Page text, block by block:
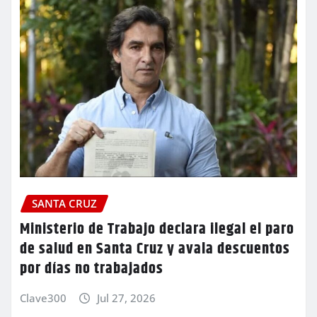
SANTA CRUZ
Ministerio de Trabajo declara ilegal el paro
de salud en Santa Cruz y avala descuentos
por días no trabajados
Clave300 Jul 27, 2026